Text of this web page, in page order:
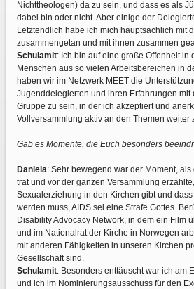
Nichttheologen) da zu sein, und dass es als
dabei bin oder nicht. Aber einige der
Letztendlich habe ich mich hauptsächlich mit
zusammengetan und mit ihnen zusammen
Schulamit: Ich bin auf eine große Offenheit
Menschen aus so vielen Arbeitsbereichen in
haben wir im Netzwerk MEET die
Jugenddelegierten und ihren Erfahrungen
Gruppe zu sein, in der ich akzeptiert und
Vollversammlung aktiv an den Themen weiter
Gab es Momente, die Euch besonders
Daniela: Sehr bewegend war der Moment,
trat und vor der ganzen Versammlung
Sexualerziehung in den Kirchen gibt und
werden muss, AIDS sei eine Strafe Gottes.
Disability Advocacy Network, in dem ein Film
und im Nationalrat der Kirche in Norwegen
mit anderen Fähigkeiten in unseren Kirchen
Gesellschaft sind.
Schulamit: Besonders enttäuscht war ich am
und ich im Nominierungsausschuss für den